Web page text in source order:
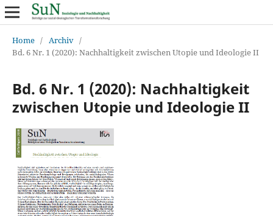
Home / Archiv /
Bd. 6 Nr. 1 (2020): Nachhaltigkeit zwischen Utopie und Ideologie II
Bd. 6 Nr. 1 (2020): Nachhaltigkeit
zwischen Utopie und Ideologie II